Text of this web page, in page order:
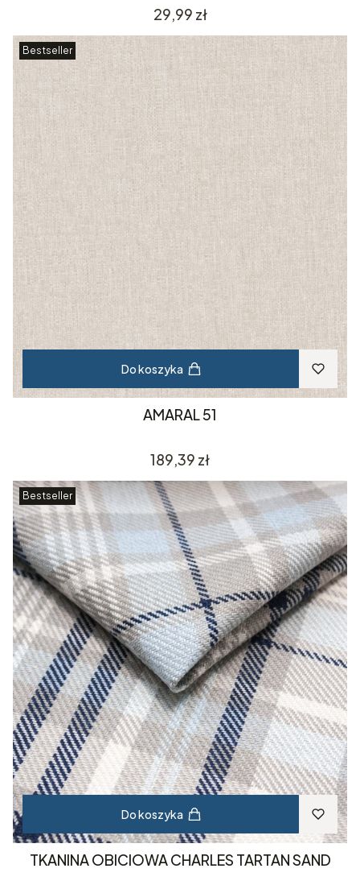
Cena
29,99 zł
Bestseller
Do koszyka
AMARAL 51
Cena
189,39 zł
Bestseller
Do koszyka
TKANINA OBICIOWA CHARLES TARTAN SAND